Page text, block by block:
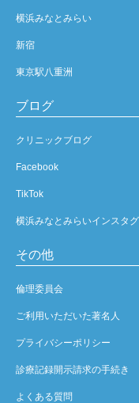
横浜みなとみらい
新宿
東京駅八重洲
ブログ
クリニックブログ
Facebook
TikTok
横浜みなとみらいインスタ
その他
倫理委員会
ご利用いただいた著名人
プライバシーポリシー
診療記録開示請求の手続き
よくある質問